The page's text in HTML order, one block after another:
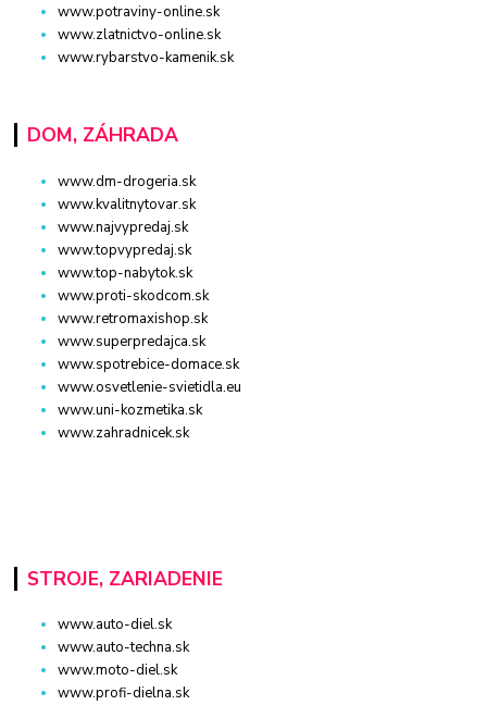
www.potraviny-online.sk
www.zlatnictvo-online.sk
www.rybarstvo-kamenik.sk
DOM, ZÁHRADA
www.dm-drogeria.sk
www.kvalitnytovar.sk
www.najvypredaj.sk
www.topvypredaj.sk
www.top-nabytok.sk
www.proti-skodcom.sk
www.retromaxishop.sk
www.superpredajca.sk
www.spotrebice-domace.sk
www.osvetlenie-svietidla.eu
www.uni-kozmetika.sk
www.zahradnicek.sk
STROJE, ZARIADENIE
www.auto-diel.sk
www.auto-techna.sk
www.moto-diel.sk
www.profi-dielna.sk